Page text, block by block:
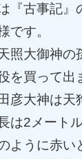
『古事記』
です。
照大御神の
を買って出
彦大神は天
は2メート
ように赤い